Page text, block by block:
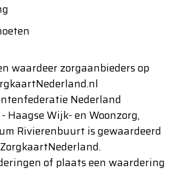
Haagse Wijk- en Woonzorg,
Rivierenbuurt is gewaardeerd
of plaats een waardering